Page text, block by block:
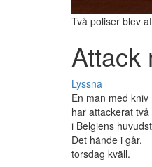
Två poliser blev
Attack
Lyssna
En man med kniv
har attackerat
i Belgiens
Det hände i går,
torsdag kväll.